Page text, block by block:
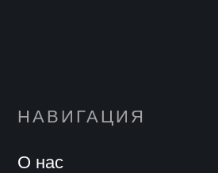
НАВИГАЦИЯ
О нас